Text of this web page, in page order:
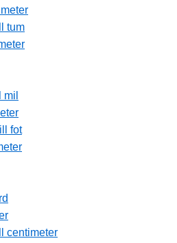
tum
fot
centimeter